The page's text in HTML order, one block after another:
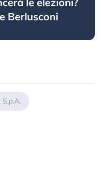
Berlusconi